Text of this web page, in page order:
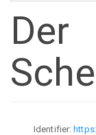
Der
Identifier: